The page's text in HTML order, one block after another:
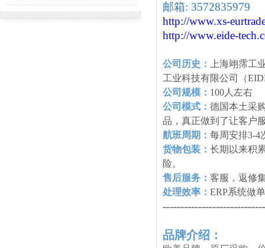
邮箱: 3572835979
http://www.xs-
http://www.eide-tech
公司历史：
上海翊霈工
工业科技有限公司（
公司规模： 100人左右
公司模式： 德国本土采
品，真正做到了让客户
航班周期： 每周安排3-4
货物包装： 长期以来积
险。
售后服务： 客服，返修
处理效率： ERP系统做
品牌介绍：